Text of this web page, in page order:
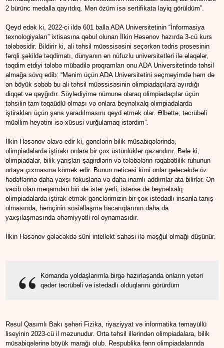
2 bürünc medalla qayıtdıq. Mən özüm isə sertifikata layiq görüldüm”.
Qeyd edək ki, 2022-ci ildə 601 balla ADA Universitetinin “İnformasiya
texnologiyaları” ixtisasına qəbul olunan İlkin Həsənov hazırda 3-cü kurs
tələbəsidir. Bildirir ki, ali təhsil müəssisəsini seçərkən tədris prosesinin
fərqli şəkildə təqdimatı, dünyanın ən nüfuzlu universitetləri ilə əlaqələr,
təqdim etdiyi tələbə mübadilə proqramları onu ADA Universitetində təhsil
almağa sövq edib: “Mənim üçün ADA Universitetini seçməyimdə həm də
ən böyük səbəb bu ali təhsil müəssisəsinin olimpiadaçılara ayırdığı
diqqət və qayğıdır. Söylədiyimə nümunə olaraq olimpiadaçılar üçün
təhsilin tam təqaüdlü olması və onlara beynəlxalq olimpiadalarda
iştirakları üçün şans yaradılmasını qeyd etmək olar. Əlbəttə, təcrübəli
müəllim heyətini isə xüsusi vurğulamaq istərdim”.
İlkin Həsənov əlavə edir ki, gənclərin bilik müsabiqələrində,
olimpiadalarda iştirakı onlara bir çox üstünlüklər qazandırır. Belə ki,
olimpiadalar, bilik yarışları şagirdlərin və tələbələrin rəqabətlilik ruhunun
ortaya çıxmasına kömək edir. Bunun nəticəsi kimi onlar gələcəkdə öz
hədəflərinə daha yaxşı fokuslana və daha inamlı addımlar ata bilirlər. Ən
vacib olan məqamdan biri də istər yerli, istərsə də beynəlxalq
olimpiadalarda iştirak etmək gənclərimizin bir çox istedadlı insanla tanış
olmasında, həmçinin sosiallaşma bacarıqlarının daha da
yaxşılaşmasında əhəmiyyətli rol oynamasıdır.
İlkin Həsənov gələcəkdə süni intellekt sahəsi ilə məşğul olmağı düşünür.
Komanda yoldaşlarımla birgə hazırlaşanda onların yetəri
qədər təcrübəli və istedadlı olduqlarını görürdüm
Rəsul Qasımlı Bakı şəhəri Fizika, riyaziyyat və informatika təmayüllü
liseyinin 2023-cü il məzunudur. Orta təhsil illərindən olimpiadalara, bilik
müsabiqələrinə böyük marağı olub. Respublika fənn olimpiadalarında